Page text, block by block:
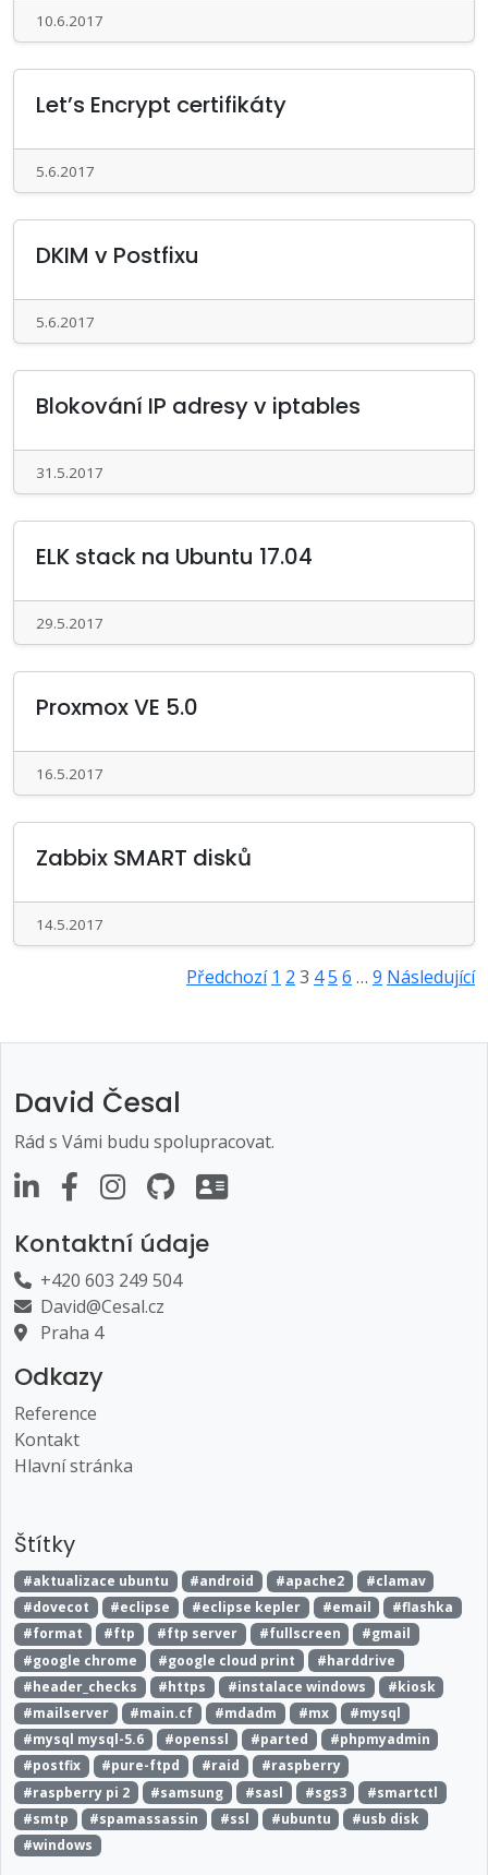
10.6.2017
Let’s Encrypt certifikáty
5.6.2017
DKIM v Postfixu
5.6.2017
Blokování IP adresy v iptables
31.5.2017
ELK stack na Ubuntu 17.04
29.5.2017
Proxmox VE 5.0
16.5.2017
Zabbix SMART disků
14.5.2017
Stránkování
Předchozí 1 2 3 45 6 … 9 Následující
David Česal
Rád s Vámi budu spolupracovat.
Kontaktní údaje
+420 603 249 504
David@Cesal.cz
Praha 4
Odkazy
Reference
Kontakt
Hlavní stránka
Štítky
#aktualizace ubuntu #android #apache2
#clamav
#dovecot
#eclipse #eclipse kepler #email
#flashka
#format
#ftp #ftp server #fullscreen
#gmail
#google chrome
#google cloud print
#harddrive
#header_checks
#https #instalace windows
#kiosk
#mailserver
#main.cf #mdadm #mx
#mysql
#mysql mysql-5.6
#openssl #parted
#phpmyadmin
#postfix
#pure-ftpd #raid
#raspberry
#raspberry pi 2
#samsung #sasl #sgs3
#smartctl
#smtp
#spamassassin #ssl #ubuntu
#usb disk
#windows